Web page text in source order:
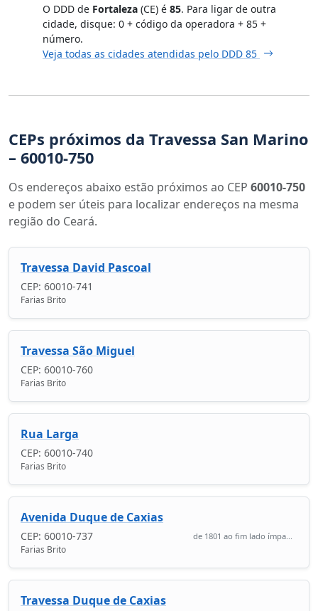
O DDD de Fortaleza (CE) é 85. Para ligar de outra
cidade, disque: 0 + código da operadora + 85 +
número.
Veja todas as cidades atendidas pelo DDD 85
CEPs próximos da Travessa San Marino
– 60010-750
Os endereços abaixo estão próximos ao CEP 60010-750
e podem ser úteis para localizar endereços na mesma
região do Ceará.
Travessa David Pascoal
CEP: 60010-741
Farias Brito
Travessa São Miguel
CEP: 60010-760
Farias Brito
Rua Larga
CEP: 60010-740
Farias Brito
Avenida Duque de Caxias
CEP: 60010-737 de 1801 ao fim lado ímpa...
Farias Brito
Travessa Duque de Caxias